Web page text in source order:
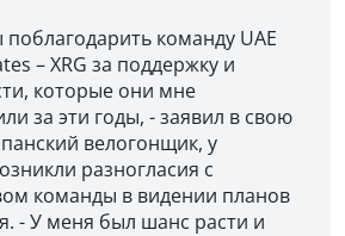
поблагодарить команду UAE
– XRG за поддержку и
которые они мне
за эти годы, - заявил в свою
велогонщик, у
разногласия с
команды в видении планов
- У меня был шанс расти и